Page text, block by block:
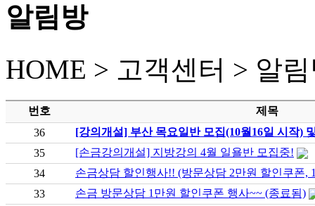
알림방
HOME > 고객센터 > 알
번호
제목
36
[강의개설] 부산 목요일반 모집(10월16일 시작)
35
[손금강의개설] 지방강의 4월 일욜반 모집중!
34
손금상담 할인행사!! (방문상담 2만원 할인쿠폰,
33
손금 방문상담 1만원 할인쿠폰 행사~~ (종료됨)